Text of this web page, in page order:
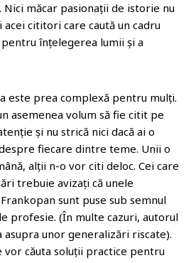
măcar pasionații de istorie nu
cititori care caută un cadru
înțelegerea lumii și a
este prea complexă pentru mulți.
asemenea volum să fie citit pe
și nu strică nici dacă ai o
fiecare dintre teme. Unii o
alții n-o vor citi deloc. Cei care
trebuie avizați că unele
sunt puse sub semnul
profesie. (În multe cazuri, autorul
asupra unor generalizări riscate).
vor căuta soluții practice pentru